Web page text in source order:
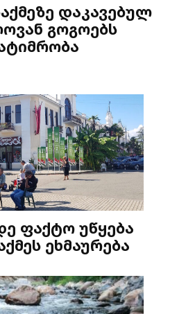
დაკავებულ
გოგოებს
ფაქტო უწყება
ეხმაურება